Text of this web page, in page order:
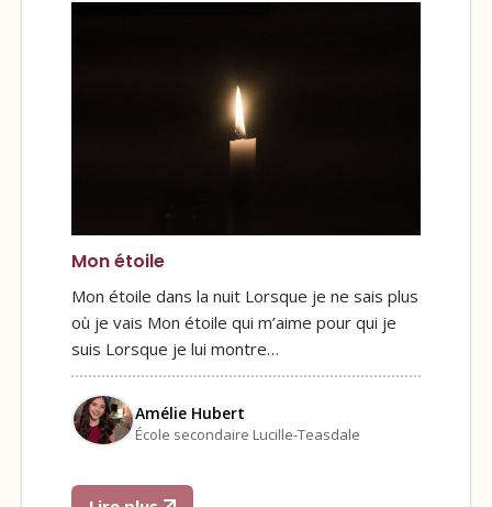
Mon étoile
Mon étoile dans la nuit Lorsque je ne sais plus
où je vais Mon étoile qui m’aime pour qui je
suis Lorsque je lui montre…
Amélie Hubert
École secondaire Lucille-Teasdale